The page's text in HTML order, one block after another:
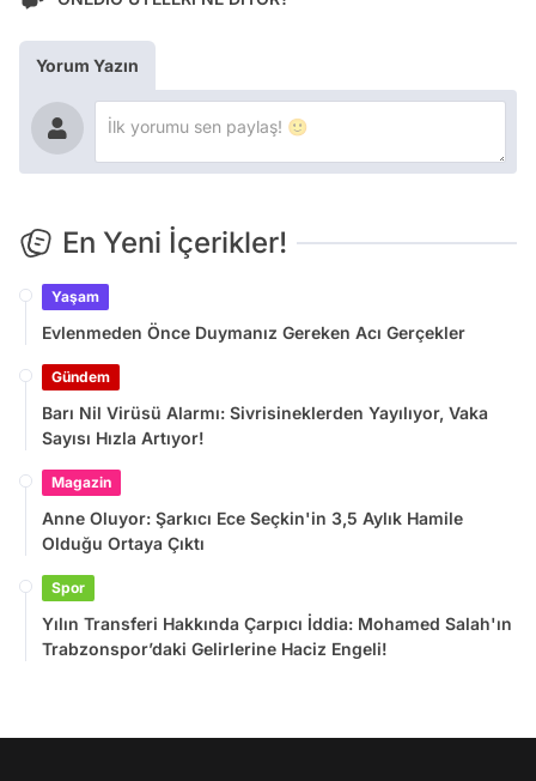
Yorum Yazın
En Yeni İçerikler!
Yaşam
Evlenmeden Önce Duymanız Gereken Acı Gerçekler
Gündem
Barı Nil Virüsü Alarmı: Sivrisineklerden Yayılıyor, Vaka
Sayısı Hızla Artıyor!
Magazin
Anne Oluyor: Şarkıcı Ece Seçkin'in 3,5 Aylık Hamile
Olduğu Ortaya Çıktı
Spor
Yılın Transferi Hakkında Çarpıcı İddia: Mohamed Salah'ın
Trabzonspor’daki Gelirlerine Haciz Engeli!